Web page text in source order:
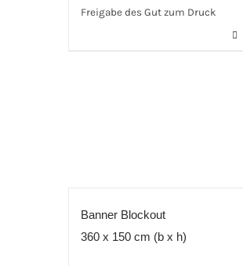
Freigabe des Gut zum Druck
Banner Blockout
360 x 150 cm (b x h)